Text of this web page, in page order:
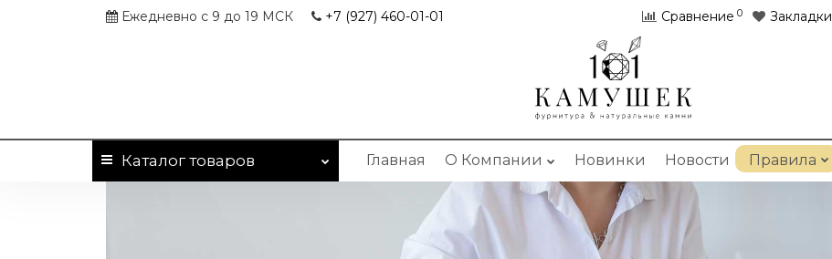
Ежедневно с 9 до 19 МСК +7 (927) 460-01-01 Сравнение 0 Закладки
Каталогтоваров Главная О Компании Новинки Новости Правила